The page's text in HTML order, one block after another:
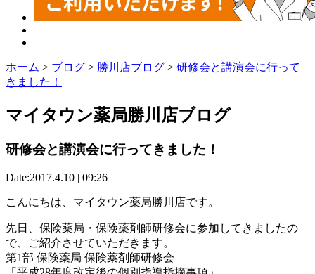
ホーム > ブログ > 勝川店ブログ > 研修会と講演会に行って
きました！
マイタウン薬局勝川店ブログ
研修会と講演会に行ってきました！
Date:2017.4.10 | 09:26
こんにちは、マイタウン薬局勝川店です。
先日、保険薬局・保険薬剤師研修会に参加してきましたの
で、ご紹介させていただきます。
第1部 保険薬局 保険薬剤師研修会